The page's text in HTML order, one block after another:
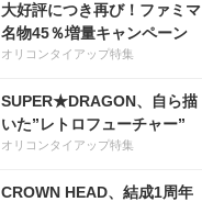
大好評につき再び！ファミマ
名物45％増量キャンペーン
オリコンタイアップ特集
SUPER★DRAGON、自ら描
いた”レトロフューチャー”
オリコンタイアップ特集
CROWN HEAD、結成1周年